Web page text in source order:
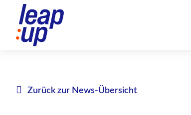
Zurück zur News-Übersicht